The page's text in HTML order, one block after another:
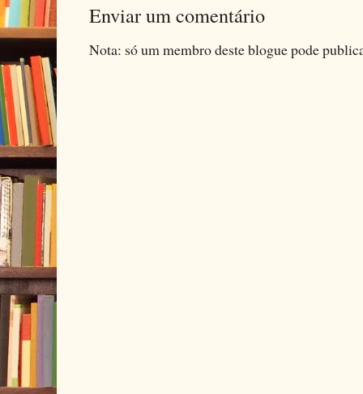
Enviar um comentário
Nota: só um membro deste blogue pode